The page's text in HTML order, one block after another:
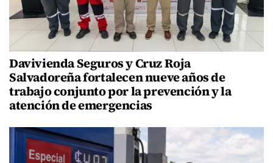
Davivienda Seguros y Cruz Roja
Salvadoreña fortalecen nueve años de
trabajo conjunto por la prevención y la
atención de emergencias